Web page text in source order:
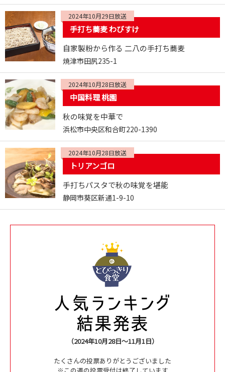
（2024年10月28日～11月1日）
たくさんの投票ありがとうございました
2024年10月29日放送
手打ち蕎麦 わびすけ
自家製粉から作る 二八の手打ち蕎麦
焼津市田尻235-1
2024年10月28日放送
中国料理 桃園
秋の味覚を中華で
浜松市中央区和合町220-1390
2024年10月28日放送
トリアンゴロ
手打ちパスタで秋の味覚を堪能
静岡市葵区新通1-9-10